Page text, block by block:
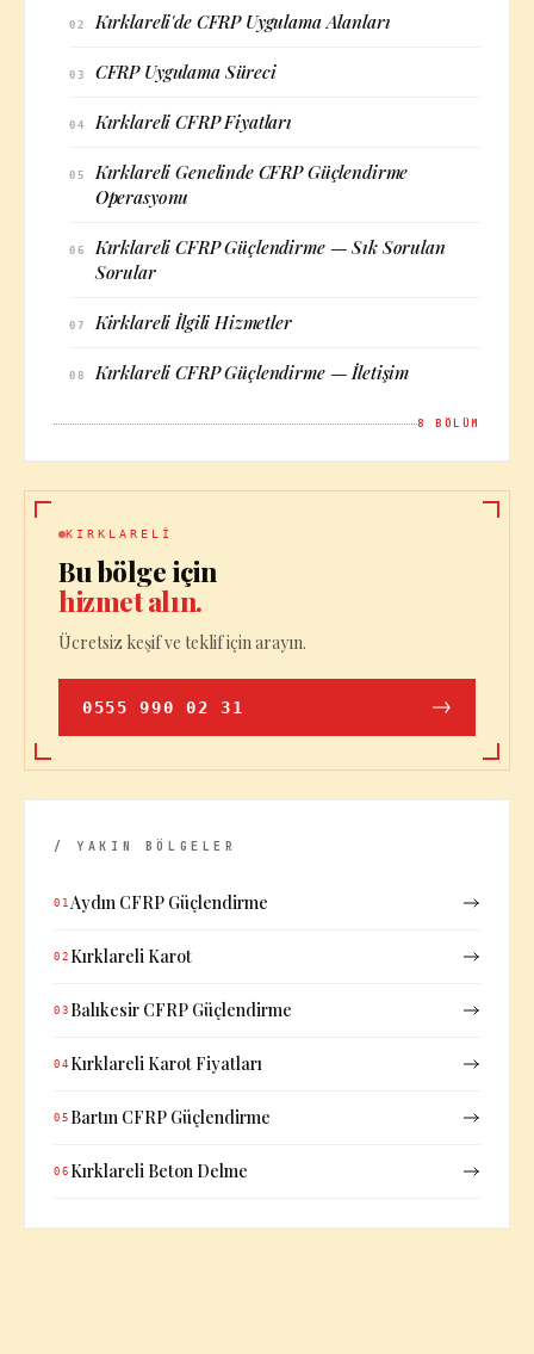
02 Kırklareli'de CFRP Uygulama Alanları
03 CFRP Uygulama Süreci
04 Kırklareli CFRP Fiyatları
05
Kırklareli Genelinde CFRP Güçlendirme
Operasyonu
06
Kırklareli CFRP Güçlendirme — Sık Sorulan
Sorular
07 Kirklareli İlgili Hizmetler
08 Kırklareli CFRP Güçlendirme — İletişim
8 BÖLÜM
KIRKLARELI
Bu bölge için
hizmet alın.
Ücretsiz keşif ve teklif için arayın.
0555 990 02 31
/ YAKIN BÖLGELER
01 Aydın CFRP Güçlendirme
02 Kırklareli Karot
03 Balıkesir CFRP Güçlendirme
04 Kırklareli Karot Fiyatları
05 Bartın CFRP Güçlendirme
06 Kırklareli Beton Delme